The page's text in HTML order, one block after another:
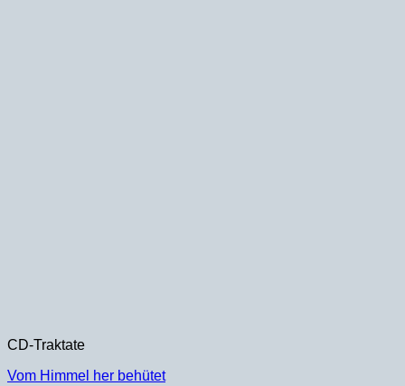
CD-Traktate
Vom Himmel her behütet